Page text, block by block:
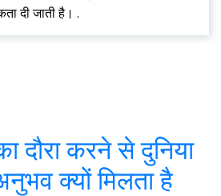
दी जाती है। .
दौरा करने से दुनिया
क्यों मिलता है